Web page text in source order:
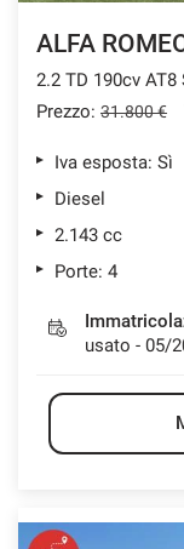
ALFA
2.2 TD 190cv
Prezzo: 31.800 €
Iva esposta: Sì
Diesel
2.143 cc
Porte: 4
usato - 05/
Cookie
Cookie
Cookie di
policy